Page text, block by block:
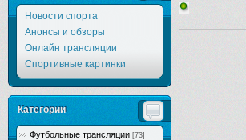
Новости спорта
Анонсы и обзоры
Онлайн трансляции
Спортивные картинки
Категории
Футбольные трансляции [73]